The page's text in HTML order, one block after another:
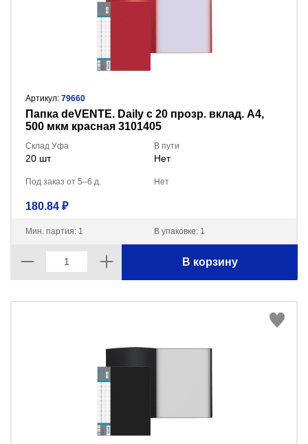
Артикул: 79660
Папка deVENTE. Daily с 20 прозр. вклад. A4,
500 мкм красная 3101405
Склад Уфа
20 шт
В пути
Нет
Под заказ от 5–6 д. Нет
180.84 ₽
Мин. партия: 1 В упаковке: 1
В корзину